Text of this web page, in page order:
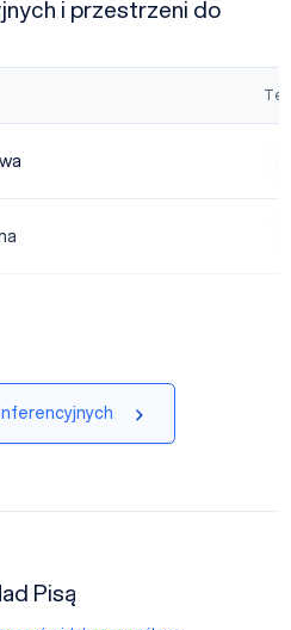
i przestrzeni do
Pisą